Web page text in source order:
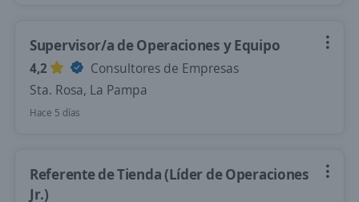
Supervisor/a de Operaciones y Equipo
4,2
Consultores de Empresas
Sta. Rosa, La Pampa
Hace 5 días
Referente de Tienda (Líder de Operaciones
Jr.)